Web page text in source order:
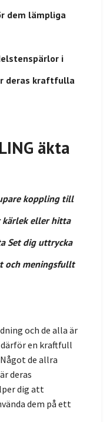
dem lämpliga
i
deras kraftfulla
äkta
koppling till
kärlek eller hitta
Set dig uttrycka
och meningsfullt
och de alla är
en kraftfull
de allra
deras
dig att
dem på ett